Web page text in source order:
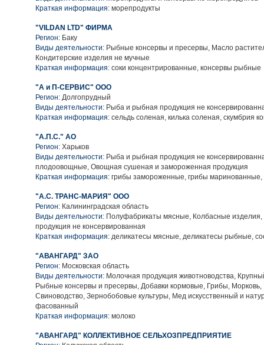
Краткая информация: морепродукты
"VILDAN LTD" ФИРМА
Регион: Баку
Виды деятельности: Рыбные консервы и пресервы, Масло
Кондитерские изделия не мучные
Краткая информация: соки концентрированные, консервы рыбные
"А и П-СЕРВИС" ООО
Регион: Долгопрудный
Виды деятельности: Рыба и рыбная продукция не
Краткая информация: сельдь соленая, килька соленая, скумбрия
"А.П.С." АО
Регион: Харьков
Виды деятельности: Рыба и рыбная продукция не
плодоовощные, Овощная сушеная и замороженная продукция
Краткая информация: грибы замороженные, грибы
"А.С. ТРАНС-МАРИЯ" ООО
Регион: Калининградская область
Виды деятельности: Полуфабрикаты мясные, Колбасные
продукция не консервированная
Краткая информация: деликатесы мясные, деликатесы рыбные,
"АВАНГАРД" ЗАО
Регион: Московская область
Виды деятельности: Молочная продукция животноводства,
Рыбные консервы и пресервы, Добавки кормовые, Грибы,
Свиноводство, Зернобобовые культуры, Мед искусственный и
фасованный
Краткая информация: молоко
"АВАНГАРД" КОЛЛЕКТИВНОЕ СЕЛЬХОЗПРЕДПРИЯТИЕ